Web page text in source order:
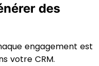
des
engagement est
votre CRM.